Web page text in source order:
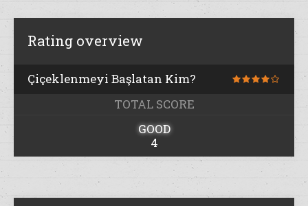
Rating overview
Çiçeklenmeyi Başlatan Kim?
TOTAL SCORE
GOOD
4